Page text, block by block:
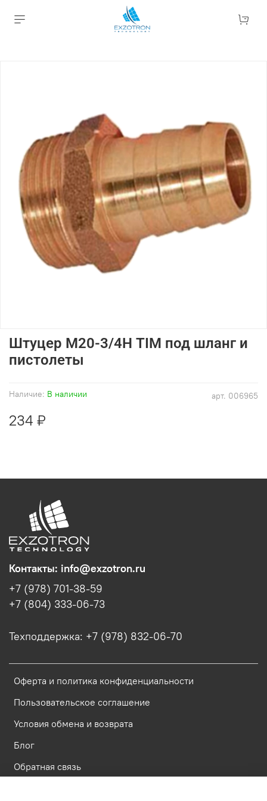
арт. 006965
Наличие: В наличии
Штуцер М20-3/4Н TIM под шланг и
пистолеты
234 ₽
Оферта и политика конфиденциальности
Пользовательское соглашение
Условия обмена и возврата
Блог
Обратная связь
Контакты: info@exzotron.ru
+7 (978) 701-38-59
+7 (804) 333-06-73
Техподдержка: +7 (978) 832-06-70